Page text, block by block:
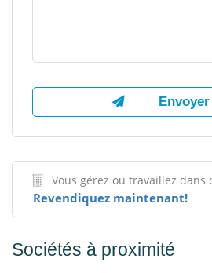
Vous gérez ou travaillez dans
Revendiquez maintenant!
Sociétés à proximité